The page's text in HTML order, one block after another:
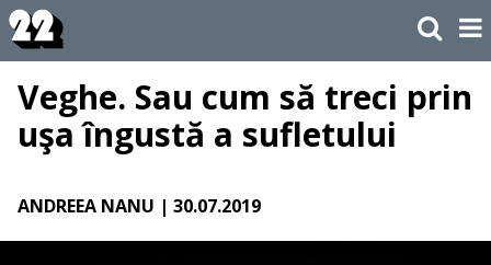
Veghe. Sau cum să treci prin
uşa îngustă a sufletului
ANDREEA NANU | 30.07.2019